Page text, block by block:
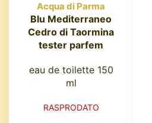
Acqua di Parma
Blu Mediterraneo
Cedro di Taormina
tester parfem
eau de toilette 150
ml
RASPRODATO